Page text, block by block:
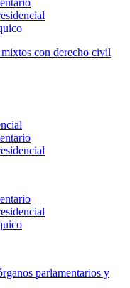
mixtos con derecho civil
parlamentarios y